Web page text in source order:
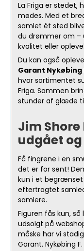
La Friga er stedet,
mødes. Med et
samlet ét sted
du drømmer om –
kvalitet eller
Du kan også
Garant Nykøbing
hvor sortimentet
Friga. Sammen
stunder af glæde
Jim
udgået
Få fingrene i en
det er for sent!
kun i et begrænset
eftertragtet
samlere.
Figuren fås kun,
udsolgt på
måske har vi
Garant, Nykøbing